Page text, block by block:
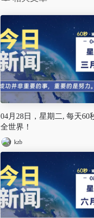
04月28日，星期二, 每天60
全世界！
kzb